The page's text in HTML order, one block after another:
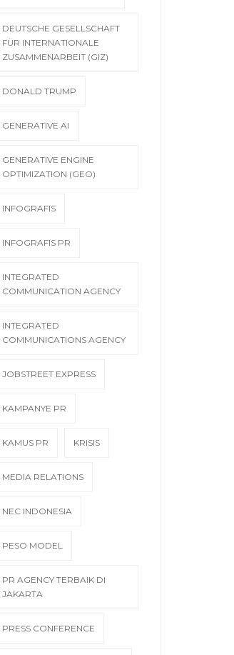
DEUTSCHE GESELLSCHAFT
FÜR INTERNATIONALE
ZUSAMMENARBEIT (GIZ)
DONALD TRUMP
GENERATIVE AI
GENERATIVE ENGINE
OPTIMIZATION (GEO)
INFOGRAFIS
INFOGRAFIS PR
INTEGRATED
COMMUNICATION AGENCY
INTEGRATED
COMMUNICATIONS AGENCY
JOBSTREET EXPRESS
KAMPANYE PR
KAMUS PR KRISIS
MEDIA RELATIONS
NEC INDONESIA
PESO MODEL
PR AGENCY TERBAIK DI
JAKARTA
PRESS CONFERENCE